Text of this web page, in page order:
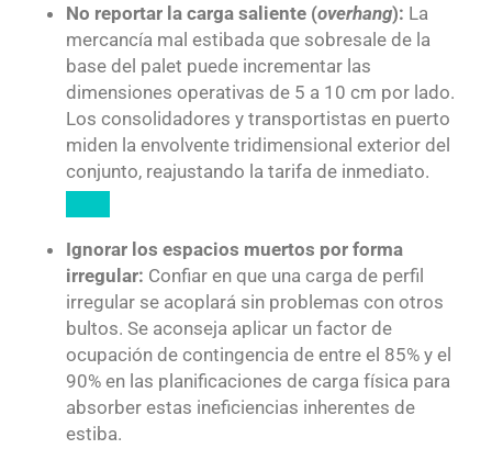
No reportar la carga saliente (overhang): La
mercancía mal estibada que sobresale de la
base del palet puede incrementar las
dimensiones operativas de 5 a 10 cm por lado.
Los consolidadores y transportistas en puerto
miden la envolvente tridimensional exterior del
conjunto, reajustando la tarifa de inmediato.
Ignorar los espacios muertos por forma
irregular: Confiar en que una carga de perfil
irregular se acoplará sin problemas con otros
bultos. Se aconseja aplicar un factor de
ocupación de contingencia de entre el 85% y el
90% en las planificaciones de carga física para
absorber estas ineficiencias inherentes de
estiba.